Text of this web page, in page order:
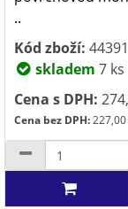
..
Kód zboží: 44391
skladem 7 ks
Cena s DPH:
Cena bez DPH:227,00